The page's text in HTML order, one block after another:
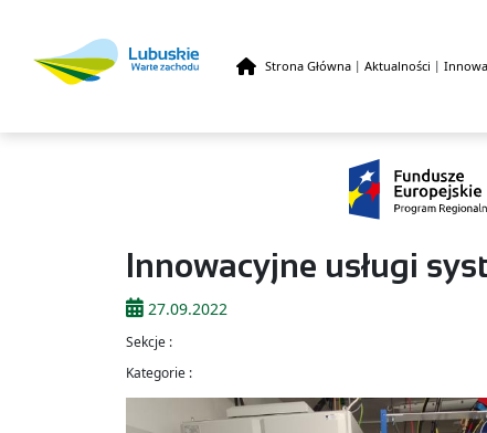
Strona Główna | Aktualności |
Innowacyjne usługi
27.09.2022
Sekcje :
Kategorie :